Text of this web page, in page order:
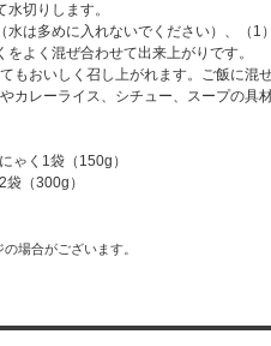
切りします。
は多めに入れないでください）、（1
よく混ぜ合わせて出来上がりです。
もおいしく召し上がれます。ご飯に混
カレーライス、シチュー、スープの具
ゃく1袋（150g）
（300g）
場合がございます。